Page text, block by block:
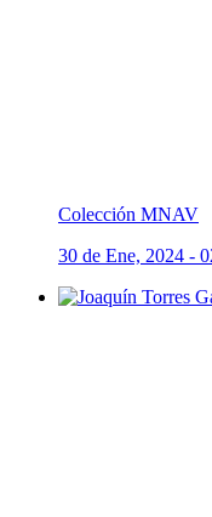
Colección MNAV
30 de Ene, 2024 -